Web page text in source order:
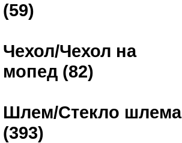
(59)
Чехол/Чехол на
мопед (82)
Шлем/Стекло шлема
(393)